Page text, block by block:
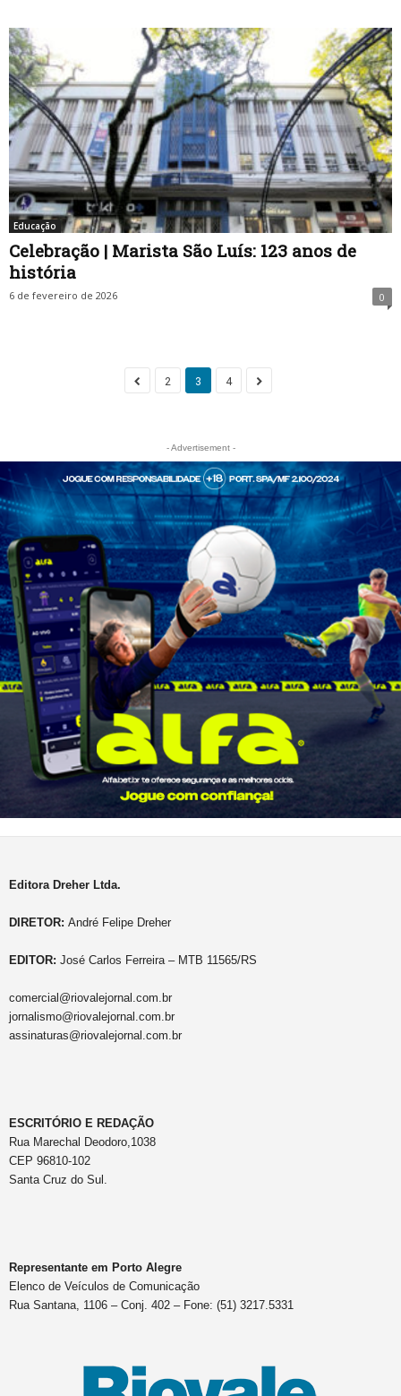
Educação
Celebração | Marista São Luís: 123 anos de
história
6 de fevereiro de 2026 0
2 3 4
- Advertisement -
Editora Dreher Ltda.
DIRETOR: André Felipe Dreher
EDITOR: José Carlos Ferreira – MTB 11565/RS
comercial@riovalejornal.com.br
jornalismo@riovalejornal.com.br
assinaturas@riovalejornal.com.br
ESCRITÓRIO E REDAÇÃO
Rua Marechal Deodoro,1038
CEP 96810-102
Santa Cruz do Sul.
Representante em Porto Alegre
Elenco de Veículos de Comunicação
Rua Santana, 1106 – Conj. 402 – Fone: (51) 3217.5331